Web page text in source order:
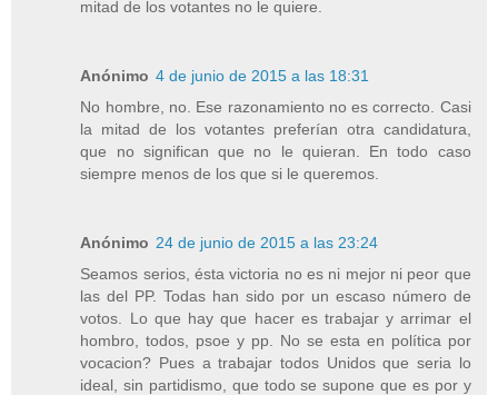
mitad de los votantes no le quiere.
Anónimo 4 de junio de 2015 a las 18:31
No hombre, no. Ese razonamiento no es correcto. Casi
la mitad de los votantes preferían otra candidatura,
que no significan que no le quieran. En todo caso
siempre menos de los que si le queremos.
Anónimo 24 de junio de 2015 a las 23:24
Seamos serios, ésta victoria no es ni mejor ni peor que
las del PP. Todas han sido por un escaso número de
votos. Lo que hay que hacer es trabajar y arrimar el
hombro, todos, psoe y pp. No se esta en política por
vocacion? Pues a trabajar todos Unidos que seria lo
ideal, sin partidismo, que todo se supone que es por y